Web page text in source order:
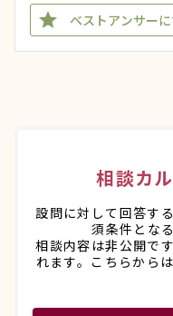
star ベストアンサー
相談カ
設問に対して回答す
須条件とな
相談内容は非公開で
れます。こちらから